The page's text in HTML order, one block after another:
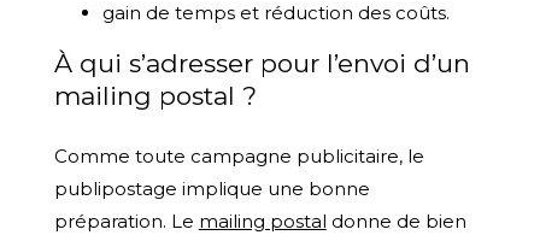
gain de temps et réduction des coûts.
À qui s’adresser pour l’envoi d’un
mailing postal ?
Comme toute campagne publicitaire, le
publipostage implique une bonne
préparation. Le mailing postal donne de bien